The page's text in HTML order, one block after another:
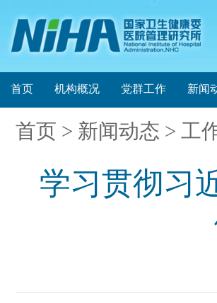
首页 机构概况 党群工作 新闻
首页 > 新闻动态 > 工
学习贯彻习